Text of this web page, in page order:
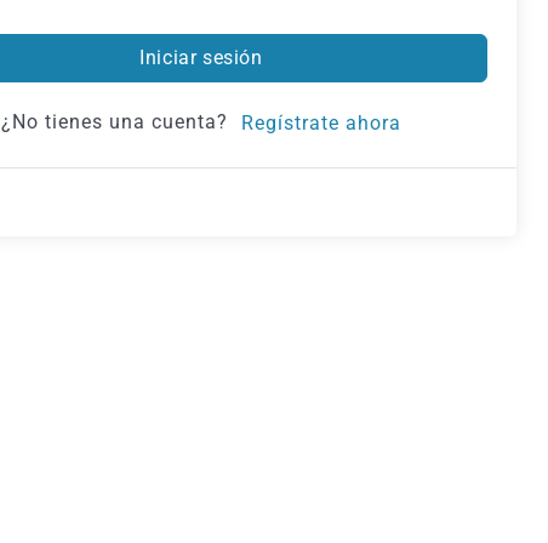
Iniciar sesión
¿No tienes una cuenta? Regístrate ahora